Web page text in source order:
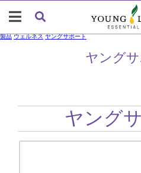
ヤングサ
製品 ウェルネス ヤングサポート
ヤング